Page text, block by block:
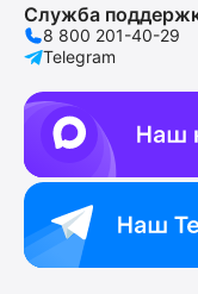
Служба
8 800 201-40-29
Telegram